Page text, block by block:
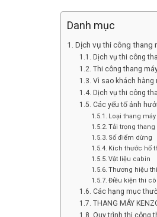
Danh mục
Dịch vụ thi công thang
Dịch vụ thi công
Thi công thang
Vì sao khách hàng
Dịch vụ thi công
Các yếu tố ảnh
Loại thang máy
Tải trọng thang
Số điểm dừng
Kích thước hố
Vật liệu cabin
Thương hiệu
Điều kiện thi
Các hạng mục
THANG MÁY
Quy trình thi công